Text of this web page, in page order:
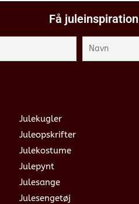
Få
Julekugler
Juleopskrifter
Julekostume
Julepynt
Julesange
Julesengetøj